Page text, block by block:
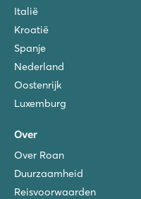
Italië
Kroatië
Spanje
Nederland
Oostenrijk
Luxemburg
Over
Over Roan
Duurzaamheid
Reisvoorwaarden